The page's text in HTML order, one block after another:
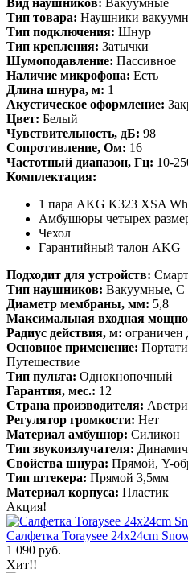
Вид наушников: Вакуумные
Тип товара: Наушники
Тип подключения: Шнур
Тип крепления: Затычки
Шумоподавление: Пассивное
Наличие микрофона: Есть
Длина шнура, м: 1
Акустическое оформление:
Цвет: Белый
Чувствительность, дБ: 98
Сопротивление, Ом: 16
Частотный диапазон, Гц: 10-
Комплектация:
1 пара AKG K323 XSA
Амбушюры четырех
Чехол
Гарантийный талон AKG
Подходит для устройств:
Тип наушников: Вакуумные, С
Диаметр мембраны, мм: 5,8
Максимальная входная
Радиус действия, м:
Основное применение:
Путешествие
Тип пульта: Однокнопочный
Гарантия, мес.: 12
Страна производителя:
Регулятор громкости: Нет
Материал амбушюр: Силикон
Тип звукоизлучателя:
Свойства шнура: Прямой, Y-
Тип штекера: Прямой 3,5мм
Материал корпуса: Пластик
Акция!
Салфетка Toraysee 24x24cm
1 090 руб.
Хит!!